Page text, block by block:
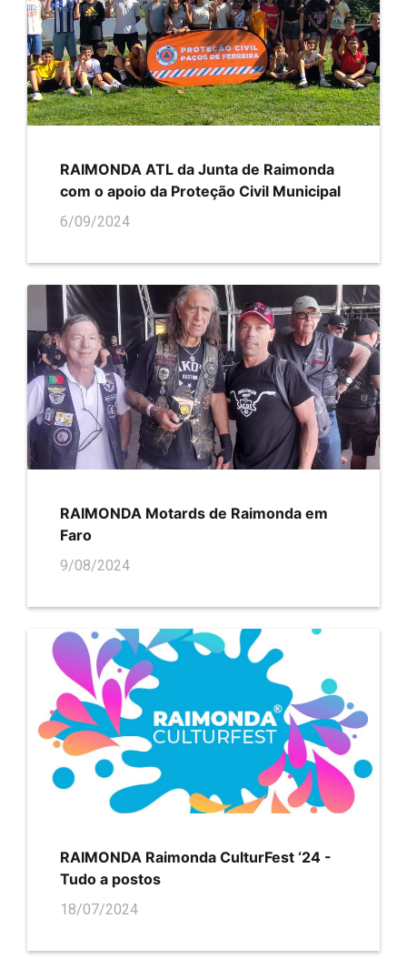
RAIMONDA ATL da Junta de Raimonda
com o apoio da Proteção Civil Municipal
6/09/2024
RAIMONDA Motards de Raimonda em
Faro
9/08/2024
RAIMONDA Raimonda CulturFest ‘24 -
Tudo a postos
18/07/2024